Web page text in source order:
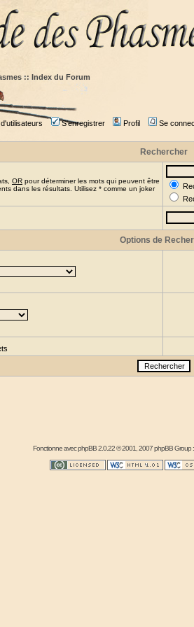
:: Index du Forum
S'enregistrer Profil Se
Rechercher
OR pour déterminer les mots qui peuvent être
dans les résultats. Utilisez * comme un joker
Options de
Fonctionne avecphpBB2.0.22 © 2001, 2007 phpBB Group